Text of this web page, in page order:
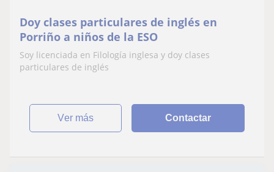
Doy clases particulares de inglés en
Porriño a niños de la ESO
Soy licenciada en Filología inglesa y doy clases
particulares de inglés
ver más Contactar